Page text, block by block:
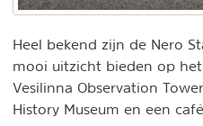
Heel bekend zijn de Nero
mooi uitzicht bieden op
Vesilinna Observation
History Museum en een